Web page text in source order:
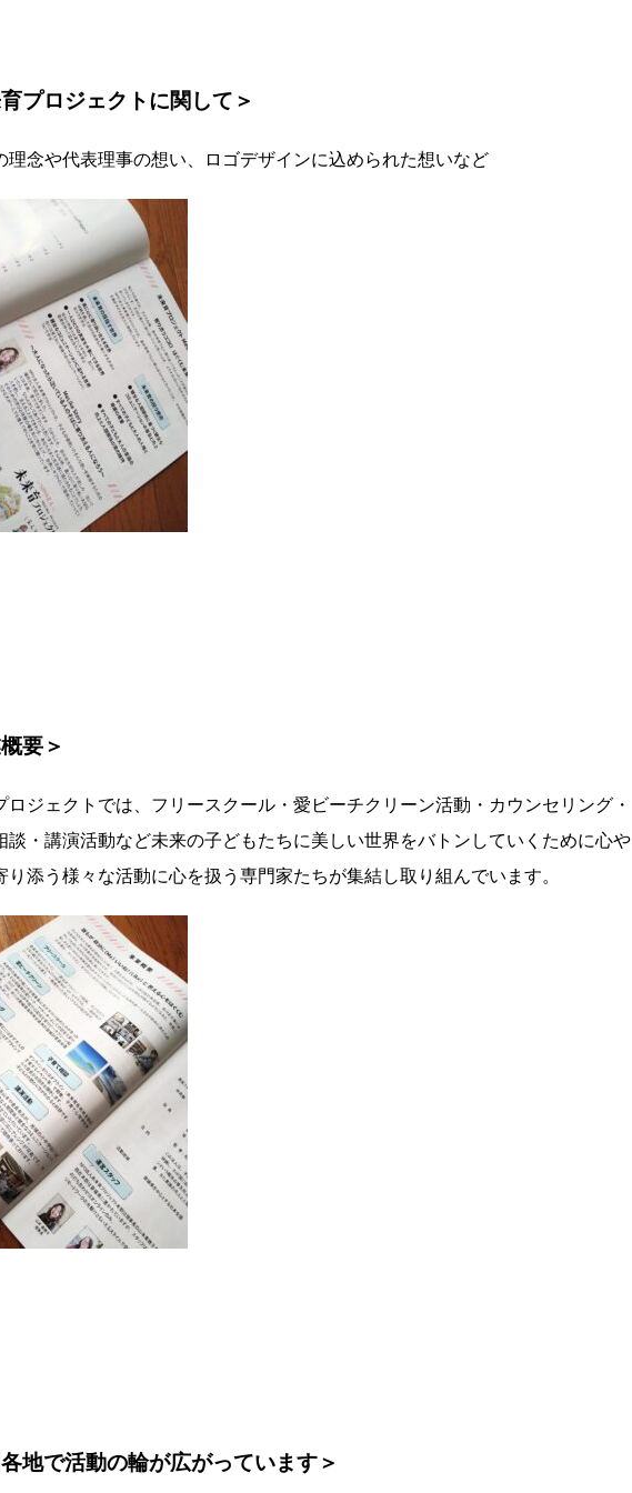
プロジェクトに関して＞
理念や代表理事の想い、ロゴデザインに込められた想いなど
要＞
ロジェクトでは、フリースクール・愛ビーチクリーン活動・カウンセリング・
談・講演活動など未来の子どもたちに美しい世界をバトンしていくために心や
り添う様々な活動に心を扱う専門家たちが集結し取り組んでいます。
地で活動の輪が広がっています＞